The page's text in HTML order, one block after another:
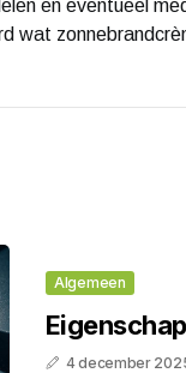
en eventueel
wat
Algemeen
4 december